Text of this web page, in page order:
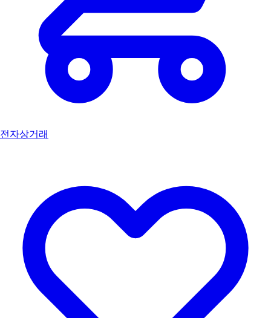
전자상거래